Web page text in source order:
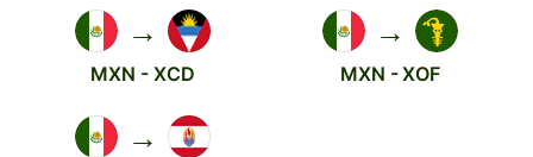
→
MXN - XCD
→
MXN - XOF
→